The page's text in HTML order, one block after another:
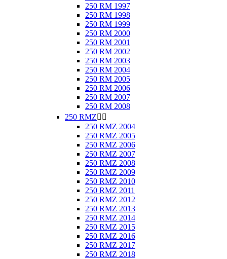
250 RM 1997
250 RM 1998
250 RM 1999
250 RM 2000
250 RM 2001
250 RM 2002
250 RM 2003
250 RM 2004
250 RM 2005
250 RM 2006
250 RM 2007
250 RM 2008
250 RMZ 
250 RMZ 2004
250 RMZ 2005
250 RMZ 2006
250 RMZ 2007
250 RMZ 2008
250 RMZ 2009
250 RMZ 2010
250 RMZ 2011
250 RMZ 2012
250 RMZ 2013
250 RMZ 2014
250 RMZ 2015
250 RMZ 2016
250 RMZ 2017
250 RMZ 2018